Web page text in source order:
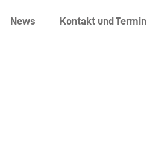
News Kontakt und Termin